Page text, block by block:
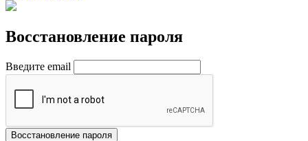
Восстановление пароля
Введите email
Восстановление пароля